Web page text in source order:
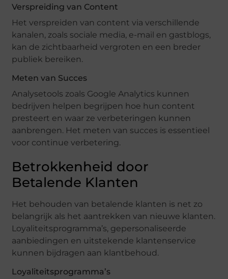
Verspreiding van Content
Het verspreiden van content via verschillende
kanalen, zoals sociale media, e-mail en gastblogs,
kan de zichtbaarheid vergroten en een breder
publiek bereiken.
Meten van Succes
Analysetools zoals Google Analytics kunnen
bedrijven helpen begrijpen hoe hun content
presteert en waar ze verbeteringen kunnen
aanbrengen. Het meten van succes is essentieel
voor continue verbetering.
Betrokkenheid door
Betalende Klanten
Het behouden van betalende klanten is net zo
belangrijk als het aantrekken van nieuwe klanten.
Loyaliteitsprogramma’s, gepersonaliseerde
aanbiedingen en uitstekende klantenservice
kunnen bijdragen aan klantbehoud.
Loyaliteitsprogramma’s